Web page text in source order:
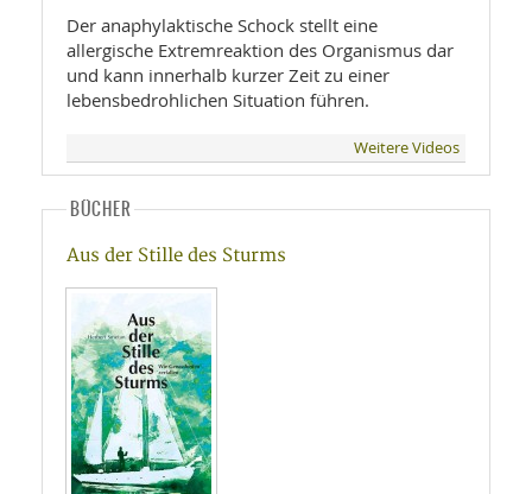
Der anaphylaktische Schock stellt eine
allergische Extremreaktion des Organismus dar
und kann innerhalb kurzer Zeit zu einer
lebensbedrohlichen Situation führen.
Weitere Videos
BÜCHER
Aus der Stille des Sturms